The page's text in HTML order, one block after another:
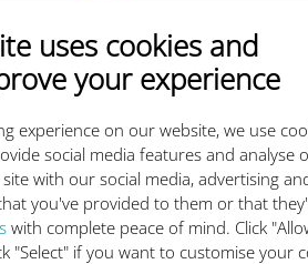
uses cookies and
your experience
experience on our website, we use
social media features and analyse
with our social media, advertising
you've provided to them or that
with complete peace of mind. Click
"Select" if you want to customise your
Flashear
el código QR
activar el plan de datos
instalar la Ubigi eSIM.
¡Simple!